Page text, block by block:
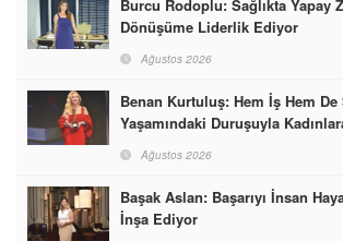
Burcu Rodoplu: Sağlıkta Yapay
Dönüşüme Liderlik Ediyor
Ağustos 2026
Benan Kurtuluş: Hem İş Hem De
Yaşamındaki Duruşuyla
Ağustos 2026
Başak Aslan: Başarıyı İnsan
İnşa Ediyor